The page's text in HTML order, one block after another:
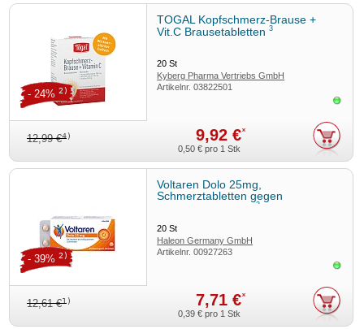
TOGAL Kopfschmerz-Brause +
Vit.C Brausetabletten3
20St
Kyberg Pharma Vertriebs GmbH
Artikelnr.03822501
12,99 €4) 9,92 €*
- 24% 2)
0,50 € pro 1 Stk
Voltaren Dolo 25mg,
Schmerztabletten gegen
3
20St
Haleon Germany GmbH
Artikelnr.00927263
12,61 €1) 7,71 €*
- 39% 2)
0,39 € pro 1 Stk